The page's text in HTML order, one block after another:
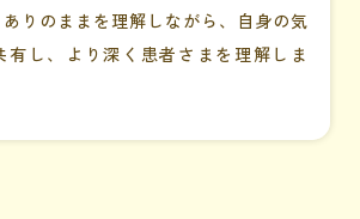
りのままを理解しながら、自身の気
有し、より深く患者さまを理解しま